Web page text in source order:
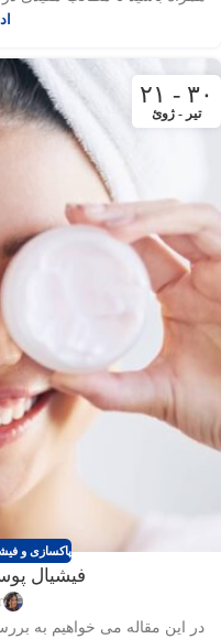
۳۰ - ۲۱
تیر - ژوئ
پاکسازی و
فیشیال
در این مقاله می خواهیم به